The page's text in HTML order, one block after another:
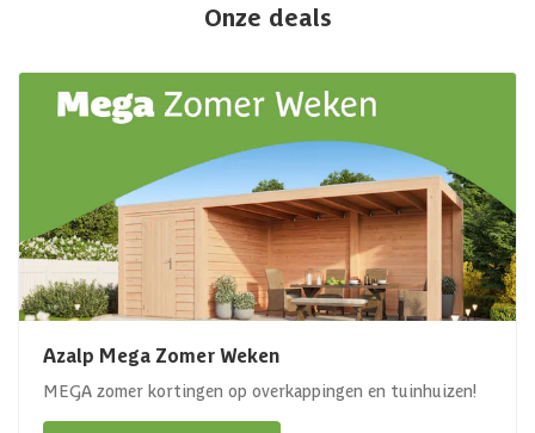
Onze deals
Azalp Mega Zomer Weken
MEGA zomer kortingen op overkappingen en tuinhuizen!